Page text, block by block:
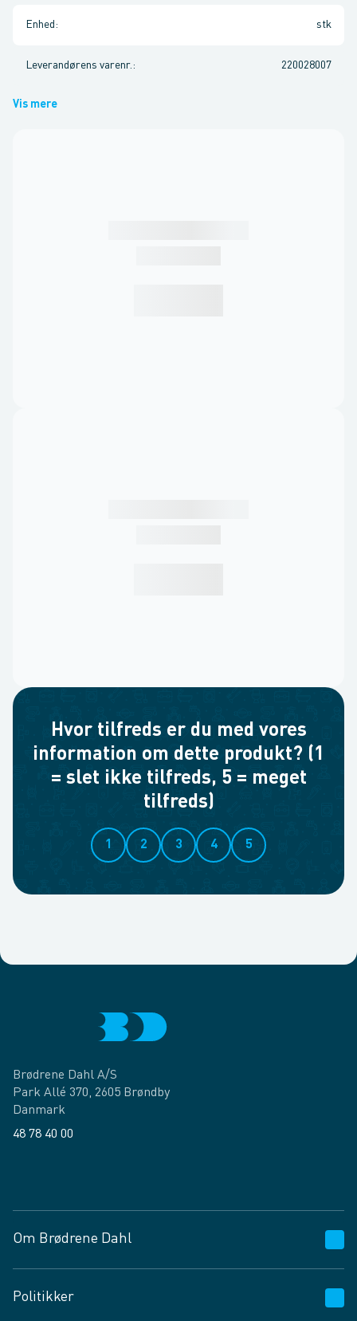
Enhed : stk
Leverandørens varenr. : 220028007
Vis mere
Hvor tilfreds er du med vores
information om dette produkt? (1
= slet ikke tilfreds, 5 = meget
tilfreds)
1 2 3 4 5
Brødrene Dahl A/S
Park Allé 370, 2605 Brøndby
Danmark
48 78 40 00
Om Brødrene Dahl
Vagttelefon 30 10 89 89
Politikker